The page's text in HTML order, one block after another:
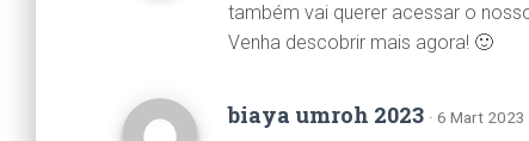
também vai querer acessar o
Venha descobrir mais agora! 🙂
biaya umroh 2023 · 6 Mart